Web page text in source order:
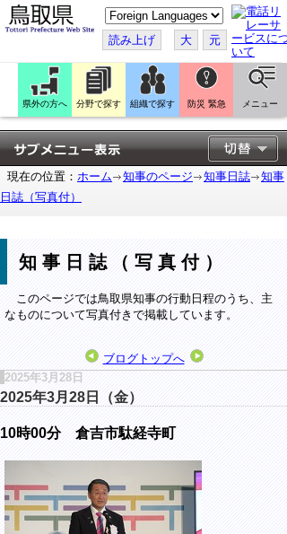
こ
の
ペ
ー
ジ
翻
訳
す
る
読み上げ 大 元
県外の方へ 分野で探す 組織で探す 防災 緊急 メニュー
現在の位置： ホーム 知事のページ 知事日誌
知事
日誌（写真付）
知事日誌（写真付）
このページでは鳥取県知事の行動日程のうち、主
なものについて写真付きで掲載しています。
ブログトップへ
2025年3月28日
2025年3月28日（金）
10時00分 倉吉市駄経寺町